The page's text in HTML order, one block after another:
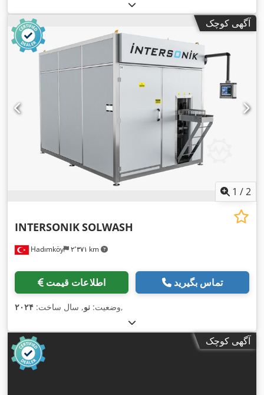
آگهی کوچک
1 /2
Hadımköy ۲٬۳۷۱ km
INTERSONIKSOLWASH
اطلاعات قیمت تماس بگیرید
وضعیت: نو, سال ساخت: ۲۰۲۴ ,
آگهی کوچک